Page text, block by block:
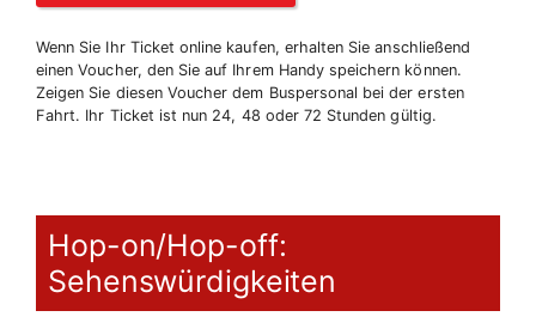
Wenn Sie Ihr Ticket online kaufen, erhalten Sie anschließend
einen Voucher, den Sie auf Ihrem Handy speichern können.
Zeigen Sie diesen Voucher dem Buspersonal bei der ersten
Fahrt. Ihr Ticket ist nun 24, 48 oder 72 Stunden gültig.
Hop-on/Hop-off:
Sehenswürdigkeiten